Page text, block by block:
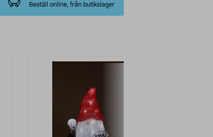
Beställ online, från butikslager